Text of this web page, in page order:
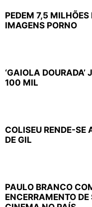
PEDEM 7,5 MILHÕES
IMAGENS PORNO
‘GAIOLA DOURADA’
100 MIL
COLISEU RENDE-SE
DE GIL
PAULO BRANCO
ENCERRAMENTO